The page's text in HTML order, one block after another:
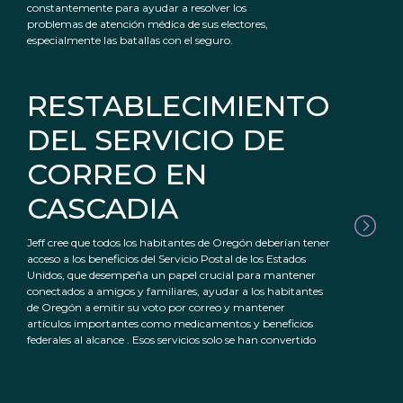
constantemente para ayudar a resolver los
problemas de atención médica de sus electores,
especialmente las batallas con el seguro.
RESTABLECIMIENTO
DEL SERVICIO DE
CORREO EN
CASCADIA
Jeff cree que todos los habitantes de Oregón deberían tener
acceso a los beneficios del Servicio Postal de los Estados
Unidos, que desempeña un papel crucial para mantener
conectados a amigos y familiares, ayudar a los habitantes
de Oregón a emitir su voto por correo y mantener
artículos importantes como medicamentos y beneficios
federales al alcance . Esos servicios solo se han convertido